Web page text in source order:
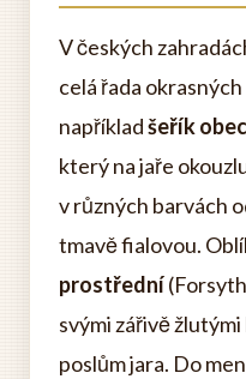
V českých
celá řada
napříkladšeřík
který na jaře
v různých barvách
tmavě fialovou.
prostřední
svými zářivě
poslům jara. Do